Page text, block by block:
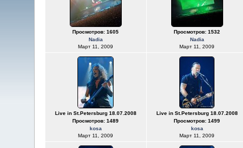
Просмотров: 1605
Nadia
Март 11, 2009
Просмотров: 1532
Nadia
Март 11, 2009
Live in St.Petersburg 18.07.2008
Просмотров: 1489
kosa
Март 11, 2009
Live in St.Petersburg 18.07.2008
Просмотров: 1499
kosa
Март 11, 2009